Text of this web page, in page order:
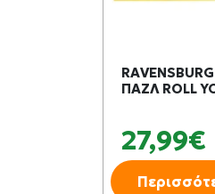
ΠΑΖΛ ROLL
27,99€